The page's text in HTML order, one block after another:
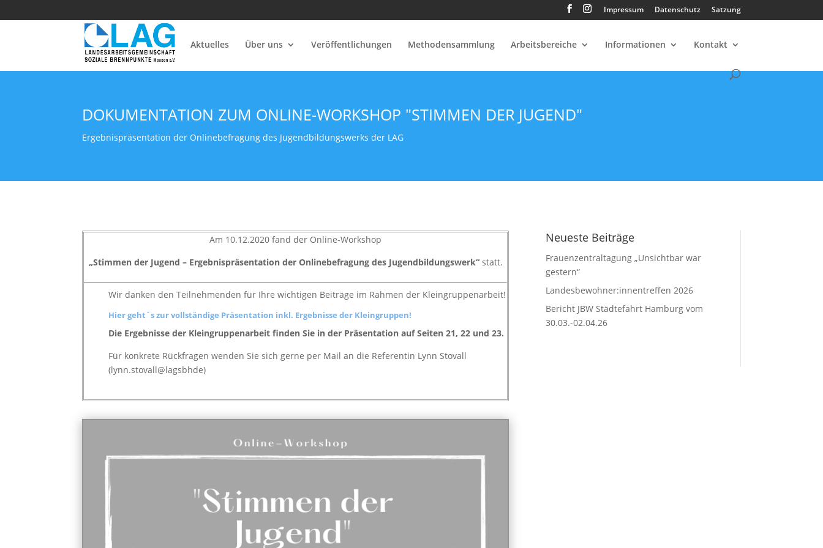
Impressum Datenschutz Satzung
Aktuelles Über uns Veröffentlichungen Methodensammlung Arbeitsbereiche Informationen Kontakt
DOKUMENTATION ZUM ONLINE-WORKSHOP "STIMMEN DER JUGEND"
Ergebnispräsentation der Onlinebefragung des Jugendbildungswerks der LAG
Am 10.12.2020 fand der Online-Workshop
„Stimmen der Jugend – Ergebnispräsentation der Onlinebefragung des Jugendbildungswerk“ statt.
Wir danken den Teilnehmenden für Ihre wichtigen Beiträge im Rahmen der Kleingruppenarbeit!
Hier geht´s zur vollständige Präsentation inkl. Ergebnisse der Kleingruppen!
Die Ergebnisse der Kleingruppenarbeit finden Sie in der Präsentation auf Seiten 21, 22 und 23.
Für konkrete Rückfragen wenden Sie sich gerne per Mail an die Referentin Lynn Stovall
(lynn.stovall@lagsbhde)
Neueste Beiträge
Frauenzentraltagung „Unsichtbar war
gestern“
Landesbewohner:innentreffen 2026
Bericht JBW Städtefahrt Hamburg vom
30.03.-02.04.26